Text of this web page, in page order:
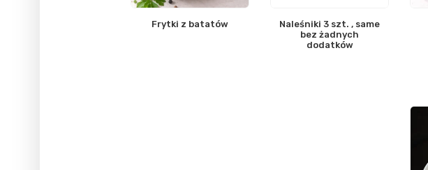
Frytki z batatów
Naleśniki 3 szt. , same
bez żadnych
dodatków